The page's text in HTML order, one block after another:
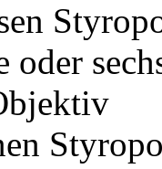
oder